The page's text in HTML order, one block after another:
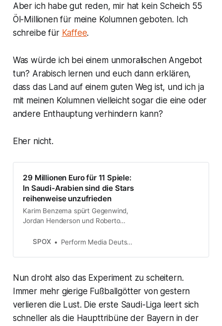
Aber ich habe gut reden, mir hat kein Scheich 55
Öl-Millionen für meine Kolumnen geboten. Ich
schreibe für Kaffee.
Was würde ich bei einem unmoralischen Angebot
tun? Arabisch lernen und euch dann erklären,
dass das Land auf einem guten Weg ist, und ich ja
mit meinen Kolumnen vielleicht sogar die eine oder
andere Enthauptung verhindern kann?
Eher nicht.
29 Millionen Euro für 11 Spiele:
In Saudi-Arabien sind die Stars
reihenweise unzufrieden
Karim Benzema spürt Gegenwind,
Jordan Henderson und Roberto
nach Europa: Der erste Hype um
SPOX Perform Media Deutschland GmbH
Nun droht also das Experiment zu scheitern.
Immer mehr gierige Fußballgötter von gestern
verlieren die Lust. Die erste Saudi-Liga leert sich
schneller als die Haupttribüne der Bayern in der